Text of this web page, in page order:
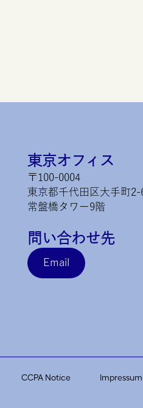
東京オフィス
〒100-0004
東京都千代田区大手町2-
常盤橋タワー9階
問い合わせ先
Email
CCPA Notice Impressum